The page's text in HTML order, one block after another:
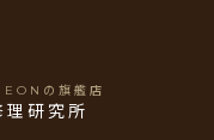
の旗艦店
理研究所